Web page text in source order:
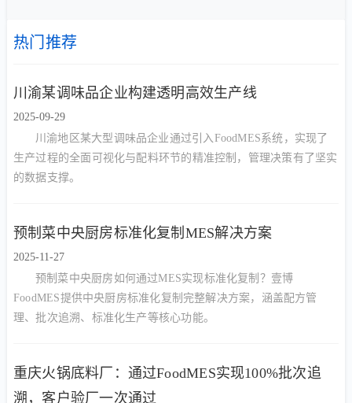
热门推荐
川渝某调味品企业构建透明高效生产线
2025-09-29
川渝地区某大型调味品企业通过引入FoodMES系统，实现了
生产过程的全面可视化与配料环节的精准控制，管理决策有了坚实
的数据支撑。
预制菜中央厨房标准化复制MES解决方案
2025-11-27
预制菜中央厨房如何通过MES实现标准化复制？壹博
FoodMES提供中央厨房标准化复制完整解决方案，涵盖配方管
理、批次追溯、标准化生产等核心功能。
重庆火锅底料厂：通过FoodMES实现100%批次追
溯，客户验厂一次通过